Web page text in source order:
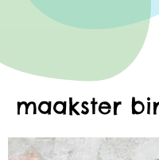
maakster